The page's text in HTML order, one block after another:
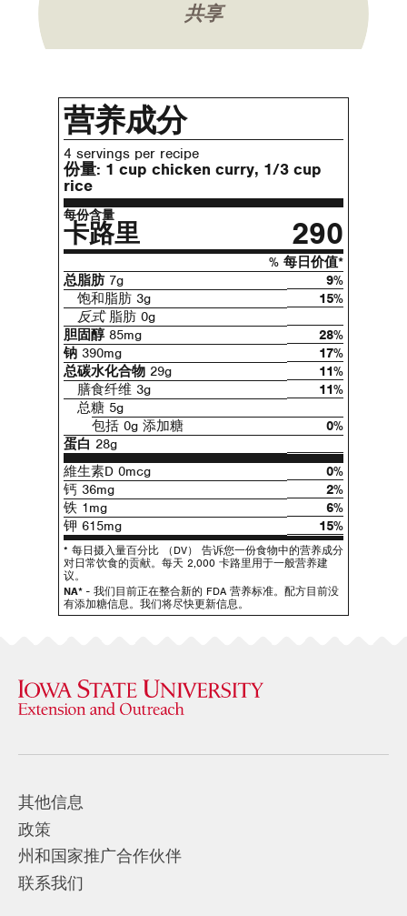
共享
营养成分
4 servings per recipe
份量: 1 cup chicken curry, 1/3 cup
rice
每份含量
卡路里 290
% 每日价值*
总脂肪7g
9%
饱和脂肪 3g
15%
反式脂肪 0g
胆固醇85mg
28%
钠 390mg
17%
总碳水化合物 29g
11%
膳食纤维 3g
11%
总糖 5g
包括 0g 添加糖
0%
蛋白 28g
維生素D 0mcg
0%
钙 36mg
2%
铁 1mg
6%
钾 615mg
15%
* 每日摄入量百分比 （DV） 告诉您一份食物中的营养成分
对日常饮食的贡献。每天 2,000 卡路里用于一般营养建
议。
NA* - 我们目前正在整合新的 FDA 营养标准。配方目前没
有添加糖信息。我们将尽快更新信息。
其他信息
政策
州和国家推广合作伙伴
联系我们